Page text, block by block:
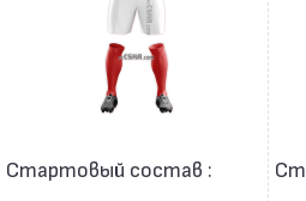
Стартовый состав :